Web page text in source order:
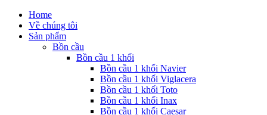
Home
Về chúng tôi
Sản phẩm
Bồn cầu
Bồn cầu 1 khối
Bồn cầu 1 khối Navier
Bồn cầu 1 khối Viglacera
Bồn cầu 1 khối Toto
Bồn cầu 1 khối Inax
Bồn cầu 1 khối Caesar